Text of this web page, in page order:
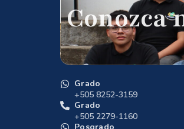
Conozca
Grado
+505 8252-3159
Grado
+505 2279-1160